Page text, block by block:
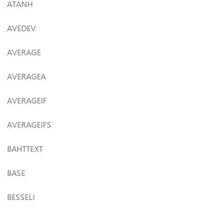
ATANH
AVEDEV
AVERAGE
AVERAGEA
AVERAGEIF
AVERAGEIFS
BAHTTEXT
BASE
BESSELI